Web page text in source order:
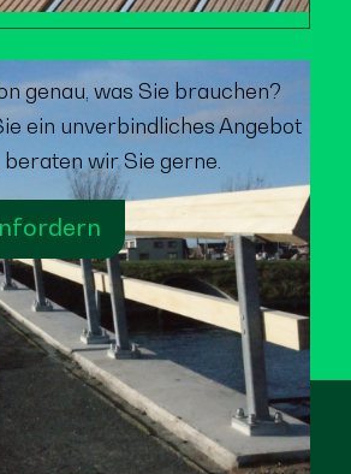
genau, was Sie brauchen?
ein unverbindliches Angebot
beraten wir Sie gerne.